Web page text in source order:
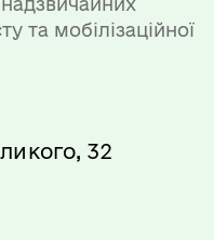
та мобілізаційної
32